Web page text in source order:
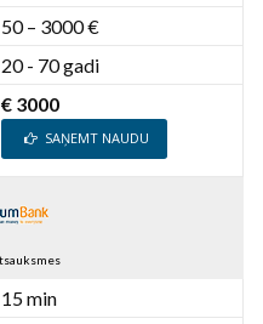
50 – 3000 €
20 - 70 gadi
€ 3000
SAŅEMT NAUDU
15 min